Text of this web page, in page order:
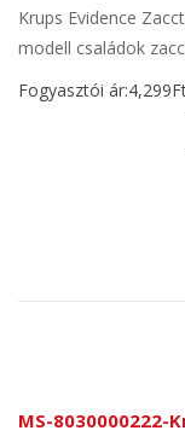
Krups Evidence
modell családok
Fogyasztói
MS-8030000222-